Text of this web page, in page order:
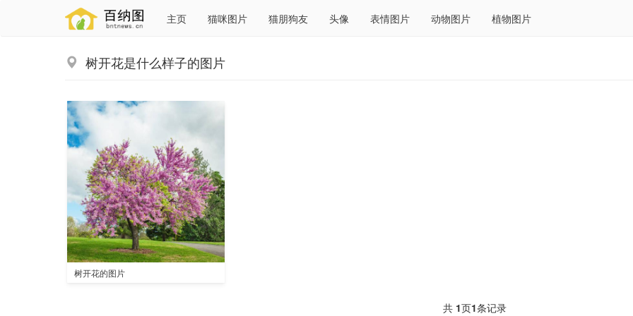
主页 猫咪图片 猫朋狗友 头像 表情图片 动物图片 植物图片
树开花是什么样子的图片
树开花的图片
共 1页1条记录